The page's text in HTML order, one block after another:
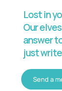
Lost in
Our
answer
just
Send a